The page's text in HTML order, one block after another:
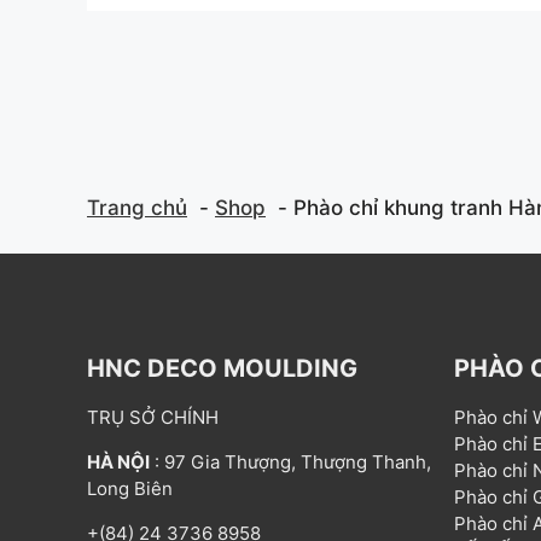
Trang chủ Shop Phào chỉ khung tranh
HNC DECO MOULDING
TRỤ SỞ CHÍNH
HÀ NỘI : 97 Gia Thượng, Thượng Thanh,
Long Biên
+(84) 24 3736 8958
PHÀO
Phào chỉ
Phào chỉ
Phào chỉ
Phào chỉ
Phào chỉ